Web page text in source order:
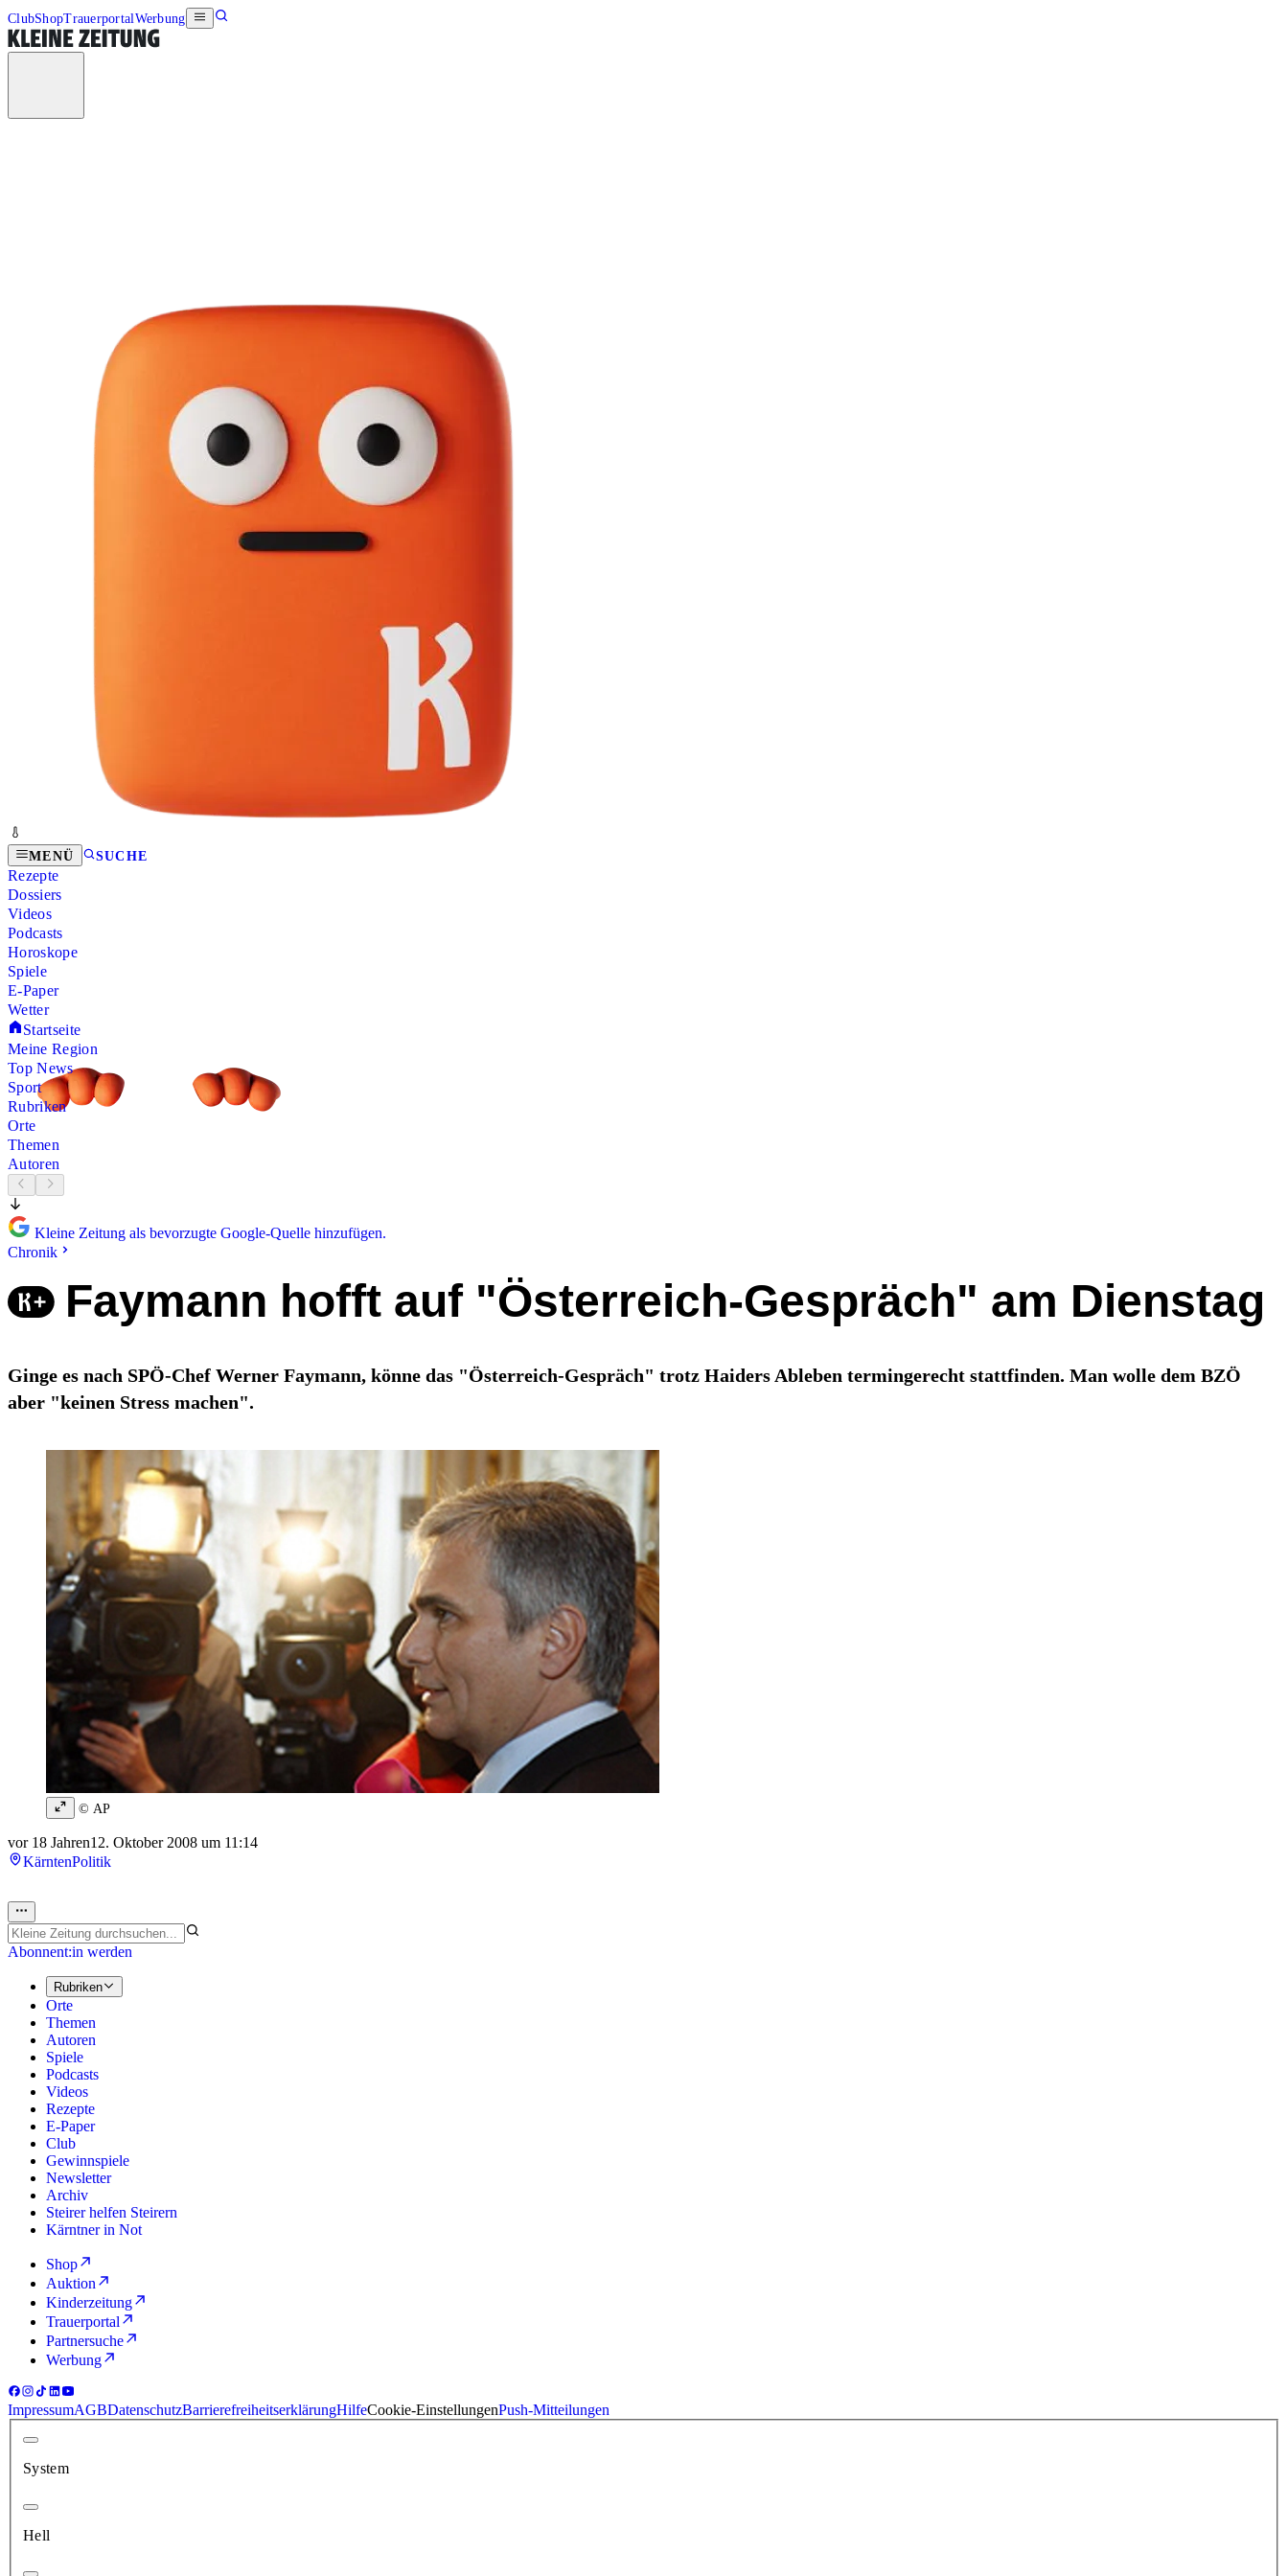
ClubShopTrauerportalWerbung
MENÜ SUCHE
Rezepte
Dossiers
Videos
Podcasts
Horoskope
Spiele
E-Paper
Wetter
Startseite
Meine Region
Top News
Sport
Rubriken
Orte
Themen
Autoren
Kleine Zeitung als bevorzugte Google-Quelle hinzufügen.
Chronik
Faymann hofft auf "Österreich-Gespräch" am Dienstag
Ginge es nach SPÖ-Chef Werner Faymann, könne das "Österreich-Gespräch" trotz Haiders Ableben termingerecht stattfinden. Man wolle dem BZÖ
aber "keinen Stress machen".
© AP
vor 18 Jahren12. Oktober 2008 um 11:14
KärntenPolitik
Abonnent:in werden
Rubriken
Orte
Themen
Autoren
Spiele
Podcasts
Videos
Rezepte
E-Paper
Club
Gewinnspiele
Newsletter
Archiv
Steirer helfen Steirern
Kärntner in Not
Shop
Auktion
Kinderzeitung
Trauerportal
Partnersuche
Werbung
ImpressumAGBDatenschutzBarrierefreiheitserklärungHilfeCookie-EinstellungenPush-Mitteilungen
System
Hell